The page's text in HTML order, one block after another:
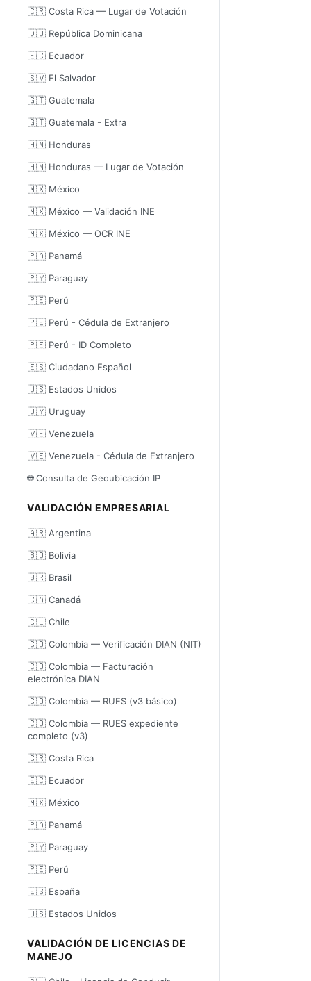
🇨🇷 Costa Rica — Lugar de Votación
🇩🇴 República Dominicana
🇪🇨 Ecuador
🇸🇻 El Salvador
🇬🇹 Guatemala
🇬🇹 Guatemala - Extra
🇭🇳 Honduras
🇭🇳 Honduras — Lugar de Votación
🇲🇽 México
🇲🇽 México — Validación INE
🇲🇽 México — OCR INE
🇵🇦 Panamá
🇵🇾 Paraguay
🇵🇪 Perú
🇵🇪 Perú - Cédula de Extranjero
🇵🇪 Perú - ID Completo
🇪🇸 Ciudadano Español
🇺🇸 Estados Unidos
🇺🇾 Uruguay
🇻🇪 Venezuela
🇻🇪 Venezuela - Cédula de Extranjero
🌐 Consulta de Geoubicación IP
VALIDACIÓN EMPRESARIAL
🇦🇷 Argentina
🇧🇴 Bolivia
🇧🇷 Brasil
🇨🇦 Canadá
🇨🇱 Chile
🇨🇴 Colombia — Verificación DIAN (NIT)
🇨🇴 Colombia — Facturación
electrónica DIAN
🇨🇴 Colombia — RUES (v3 básico)
🇨🇴 Colombia — RUES expediente
completo (v3)
🇨🇷 Costa Rica
🇪🇨 Ecuador
🇲🇽 México
🇵🇦 Panamá
🇵🇾 Paraguay
🇵🇪 Perú
🇪🇸 España
🇺🇸 Estados Unidos
VALIDACIÓN DE LICENCIAS DE
MANEJO